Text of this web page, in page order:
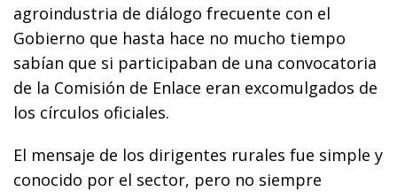
agroindustria de diálogo frecuente con el
Gobierno que hasta hace no mucho tiempo
sabían que si participaban de una convocatoria
de la Comisión de Enlace eran excomulgados de
los círculos oficiales.
El mensaje de los dirigentes rurales fue simple y
conocido por el sector, pero no siempre